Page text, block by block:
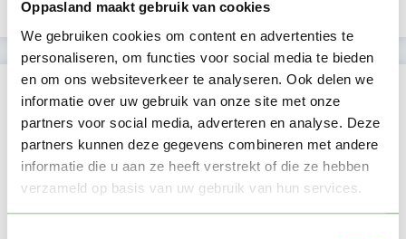
Oppasland maakt gebruik van cookies
We gebruiken cookies om content en advertenties te
personaliseren, om functies voor social media te bieden
en om ons websiteverkeer te analyseren. Ook delen we
informatie over uw gebruik van onze site met onze
partners voor social media, adverteren en analyse. Deze
partners kunnen deze gegevens combineren met andere
informatie die u aan ze heeft verstrekt of die ze hebben
verzameld op basis van uw gebruik van hun services.
Account only
Kan oppassen op
Ma Di Wo Do Vr Za
Zo
Ochtend
Middag
Namiddag
Avond